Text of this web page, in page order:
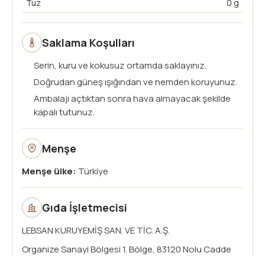
Tuz 0 g
Menşe
Menşe ülke: Türkiye
Saklama Koşulları
Serin, kuru ve kokusuz ortamda saklayınız.
Doğrudan güneş ışığından ve nemden koruyunuz.
Ambalajı açtıktan sonra hava almayacak şekilde
kapalı tutunuz.
Gıda İşletmecisi
LEBSAN KURUYEMİŞ SAN. VE TİC. A.Ş.
Organize Sanayi Bölgesi 1. Bölge, 83120 Nolu Cadde